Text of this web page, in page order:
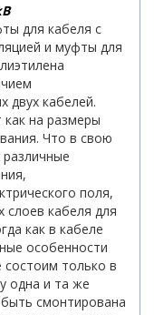
для кабеля с
и муфты для
двух кабелей.
на размеры
Что в свою
поля,
слоев кабеля для
как в кабеле
особенности
только в
одна и та же
смонтирована